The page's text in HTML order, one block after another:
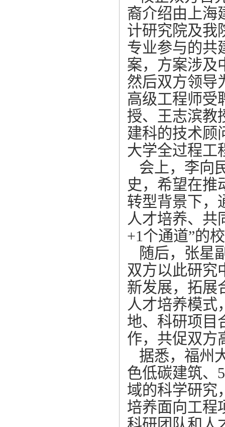
裔介绍由上海
计研究院及我
专业参与的共
案，方案涉及
然后双方领导
高级工程师受
授、王志滨教
建科的技术顾
大学全过程工
会上，李向
史，希望在推
转型背景下，
人才培养、共
+1个通道”的
随后，张星
双方以此研究
新发展，拓展
人才培养模式
地、科研项目
作，共促双方
据悉，福州
色低碳建筑、
域的科学研究
培养面向工程